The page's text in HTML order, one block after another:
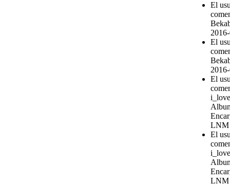
El
El
El
LNM
El
LNM